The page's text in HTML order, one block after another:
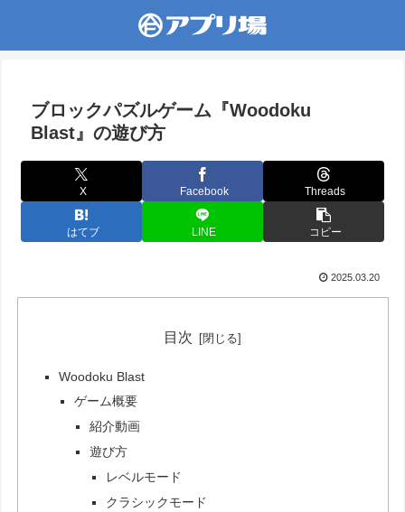
ブロックパズルゲーム『Woodoku
Blast』の遊び方
X Facebook Threads
はてブ LINE コピー
2025.03.20
目次
Woodoku Blast
ゲーム概要
紹介動画
遊び方
レベルモード
クラシックモード